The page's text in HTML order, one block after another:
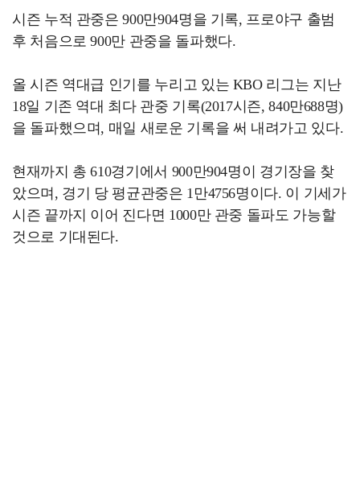
시즌 누적 관중은 900만904명을 기록, 프로야구 출범
후 처음으로 900만 관중을 돌파했다.
올 시즌 역대급 인기를 누리고 있는 KBO 리그는 지난
18일 기존 역대 최다 관중 기록(2017시즌, 840만688명)
을 돌파했으며, 매일 새로운 기록을 써 내려가고 있다.
현재까지 총 610경기에서 900만904명이 경기장을 찾
았으며, 경기 당 평균관중은 1만4756명이다. 이 기세가
시즌 끝까지 이어 진다면 1000만 관중 돌파도 가능할
것으로 기대된다.